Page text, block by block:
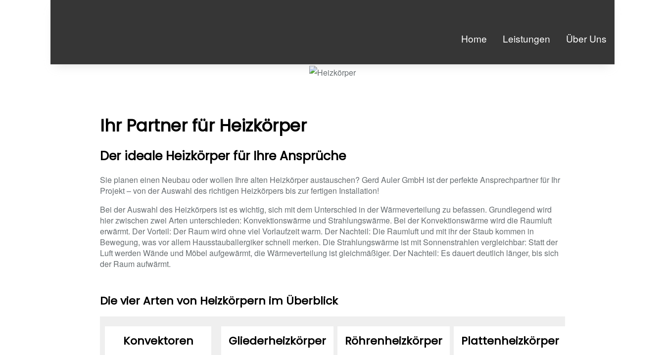
Home Leistungen Über Uns
Ihr Partner für Heizkörper
Der ideale Heizkörper für Ihre Ansprüche
Sie planen einen Neubau oder wollen Ihre alten Heizkörper austauschen? Gerd Auler GmbH ist der perfekte Ansprechpartner für Ihr
Projekt – von der Auswahl des richtigen Heizkörpers bis zur fertigen Installation!
Bei der Auswahl des Heizkörpers ist es wichtig, sich mit dem Unterschied in der Wärmeverteilung zu befassen. Grundlegend wird
hier zwischen zwei Arten unterschieden: Konvektionswärme und Strahlungswärme. Bei der Konvektionswärme wird die Raumluft
erwärmt. Der Vorteil: Der Raum wird ohne viel Vorlaufzeit warm. Der Nachteil: Die Raumluft und mit ihr der Staub kommen in
Bewegung, was vor allem Hausstauballergiker schnell merken. Die Strahlungswärme ist mit Sonnenstrahlen vergleichbar: Statt der
Luft werden Wände und Möbel aufgewärmt, die Wärmeverteilung ist gleichmäßiger. Der Nachteil: Es dauert deutlich länger, bis sich
der Raum aufwärmt.
Die vier Arten von Heizkörpern im Überblick
Konvektoren Gliederheizkörper Röhrenheizkörper Plattenheizkörper